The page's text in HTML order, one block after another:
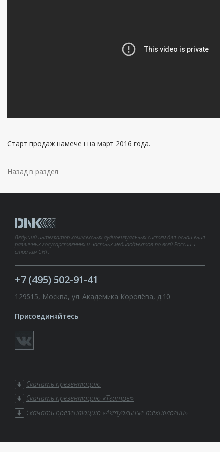
Старт продаж намечен на март 2016 года.
Назад в раздел
Ведущий интегратор комплексных аудиовизуальных систем для оснащения
различных государственных и частных медиаобъектов по всей России и
странам СНГ.
+7 (495) 502-91-41
129515, Москва, ул. Академика Королёва, д.10
Присоединяйтесь
Скачать презентацию
Скачать презентацию «Театры»
Скачать презентацию «Актуальные технологии»